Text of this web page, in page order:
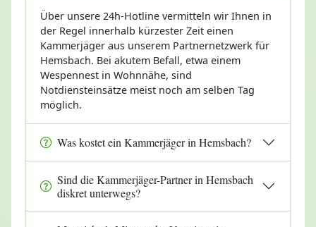
Über unsere 24h-Hotline vermitteln wir Ihnen in
der Regel innerhalb kürzester Zeit einen
Kammerjäger aus unserem Partnernetzwerk für
Hemsbach. Bei akutem Befall, etwa einem
Wespennest in Wohnnähe, sind
Notdiensteinsätze meist noch am selben Tag
möglich.
Was kostet ein Kammerjäger in Hemsbach?
Sind die Kammerjäger-Partner in Hemsbach
diskret unterwegs?